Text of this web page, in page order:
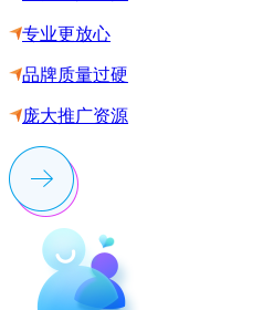
专业更放心
品牌质量过硬
庞大推广资源